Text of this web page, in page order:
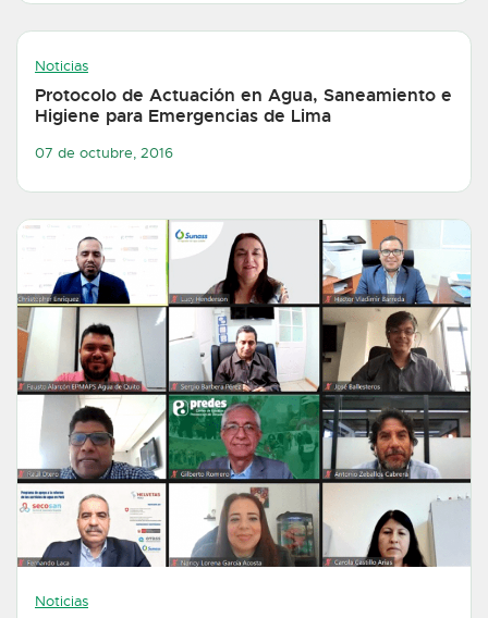
Noticias
Protocolo de Actuación en Agua, Saneamiento e
Higiene para Emergencias de Lima
07 de octubre, 2016
Noticias